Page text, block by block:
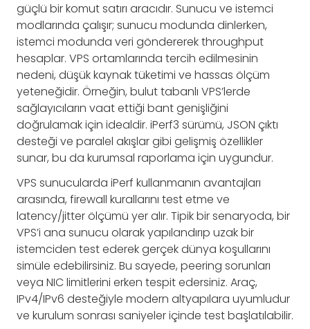
güçlü bir komut satırı aracıdır. Sunucu ve istemci
modlarında çalışır; sunucu modunda dinlerken,
istemci modunda veri göndererek throughput
hesaplar. VPS ortamlarında tercih edilmesinin
nedeni, düşük kaynak tüketimi ve hassas ölçüm
yeteneğidir. Örneğin, bulut tabanlı VPS’lerde
sağlayıcıların vaat ettiği bant genişliğini
doğrulamak için idealdir. iPerf3 sürümü, JSON çıktı
desteği ve paralel akışlar gibi gelişmiş özellikler
sunar, bu da kurumsal raporlama için uygundur.
VPS sunucularda iPerf kullanmanın avantajları
arasında, firewall kurallarını test etme ve
latency/jitter ölçümü yer alır. Tipik bir senaryoda, bir
VPS’i ana sunucu olarak yapılandırıp uzak bir
istemciden test ederek gerçek dünya koşullarını
simüle edebilirsiniz. Bu sayede, peering sorunları
veya NIC limitlerini erken tespit edersiniz. Araç,
IPv4/IPv6 desteğiyle modern altyapılara uyumludur
ve kurulum sonrası saniyeler içinde test başlatılabilir.